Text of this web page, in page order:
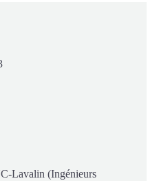
Lavalin (Ingénieurs